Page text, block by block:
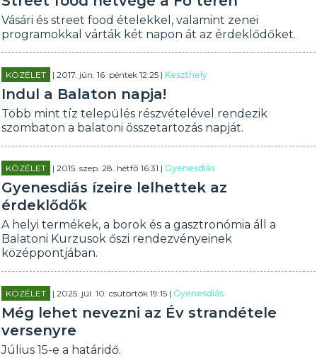
Vásári és street food ételekkel, valamint zenei
programokkal várták két napon át az érdeklődőket.
KÖZÉLET | 2017. jún. 16. péntek 12:25 |Keszthely
Indul a Balaton napja!
Több mint tíz település részvételével rendezik
szombaton a balatoni összetartozás napját.
KÖZÉLET | 2015. szep. 28. hétfő 16:31 |Gyenesdiás
Gyenesdiás ízeire lelhettek az
érdeklődők
A helyi termékek, a borok és a gasztronómia áll a
Balatoni Kurzusok őszi rendezvényeinek
középpontjában.
KÖZÉLET | 2025. júl. 10. csütörtök 19:15 |Gyenesdiás
Még lehet nevezni az Év strandétele
versenyre
Július 15-e a határidő.